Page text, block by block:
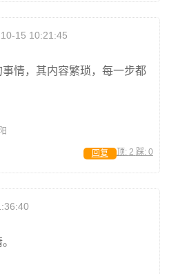
15 10:21:45
情，其内容繁琐，每一步都
顶: 2 踩: 0
回复